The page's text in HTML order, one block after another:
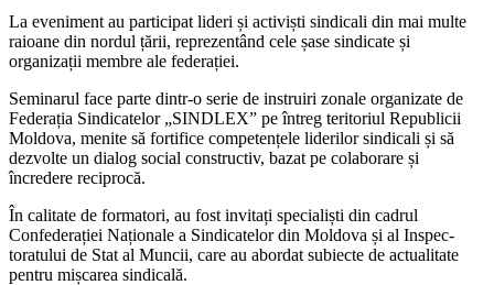
La eveniment au participat lideri și activiști sindicali din mai multe
raioane din nordul țării, reprezentând cele șase sindicate și
organizații membre ale federației.
Seminarul face parte dintr-o serie de instruiri zonale organizate de
Federația Sindicatelor „SINDLEX” pe întreg terito­riul Republicii
Moldova, menite să fortifice competențele liderilor sindicali și să
dezvolte un dialog social constructiv, bazat pe cola­borare și
încredere reciprocă.
În calitate de formatori, au fost invitați specialiști din cadrul
Confederației Naționale a Sindicatelor din Moldova și al Inspec­
toratului de Stat al Muncii, care au abordat subiecte de actualitate
pentru mișcarea sin­dicală.